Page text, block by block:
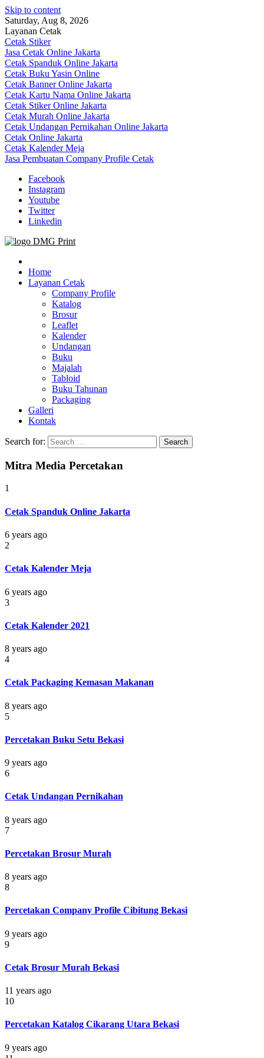
Skip to content
Saturday, Aug 8, 2026
Layanan Cetak
Cetak Stiker
Jasa Cetak Online Jakarta
Cetak Spanduk Online Jakarta
Cetak Buku Yasin Online
Cetak Banner Online Jakarta
Cetak Kartu Nama Online Jakarta
Cetak Stiker Online Jakarta
Cetak Murah Online Jakarta
Cetak Undangan Pernikahan Online Jakarta
Cetak Online Jakarta
Cetak Kalender Meja
Jasa Pembuatan Company Profile Cetak
Facebook
Instagram
Youtube
Twitter
Linkedin
Jasa Cetak Online DMG Printing
Home
Layanan Cetak
Company Profile
Katalog
Brosur
Leaflet
Kalender
Undangan
Buku
Majalah
Tabloid
Buku Tahunan
Packaging
Galleri
Kontak
Search for:
Mitra Media Percetakan
1
Cetak Spanduk Online Jakarta
6 years ago
2
Cetak Kalender Meja
6 years ago
3
Cetak Kalender 2021
8 years ago
4
Cetak Packaging Kemasan Makanan
8 years ago
5
Percetakan Buku Setu Bekasi
9 years ago
6
Cetak Undangan Pernikahan
8 years ago
7
Percetakan Brosur Murah
8 years ago
8
Percetakan Company Profile Cibitung Bekasi
9 years ago
9
Cetak Brosur Murah Bekasi
11 years ago
10
Percetakan Katalog Cikarang Utara Bekasi
9 years ago